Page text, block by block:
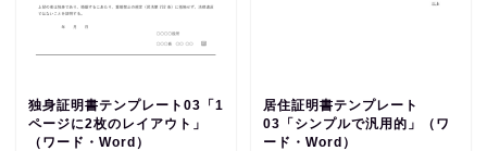
独身証明書テンプレート03「1
ページに2枚のレイアウト」
（ワード・Word）
居住証明書テンプレート
03「シンプルで汎用的」（ワ
ード・Word）